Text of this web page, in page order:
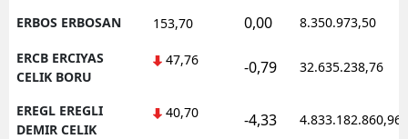
ERBOS ERBOSAN 153,70 0,00 8.350.973,50
ERCB ERCIYAS
CELIK BORU
47,76 -0,79 32.635.238,76
EREGL EREGLI
DEMIR CELIK
40,70 -4,33 4.833.182.860,96